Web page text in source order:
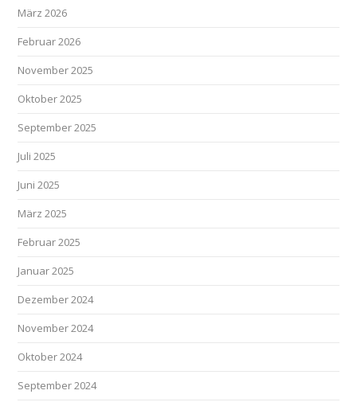
März 2026
Februar 2026
November 2025
Oktober 2025
September 2025
Juli 2025
Juni 2025
März 2025
Februar 2025
Januar 2025
Dezember 2024
November 2024
Oktober 2024
September 2024